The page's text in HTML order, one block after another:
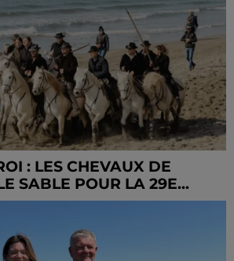
: LES CHEVAUX DE
SABLE POUR LA 29E...